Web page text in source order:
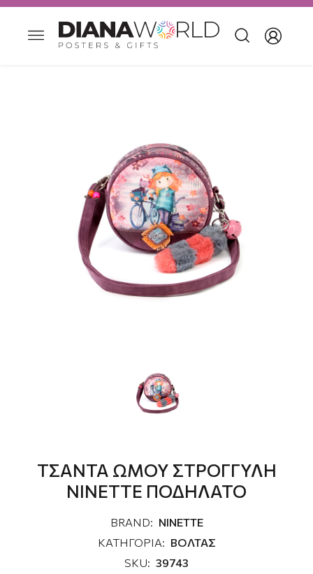
ΤΣΑΝΤΑ ΩΜΟΥ ΣΤΡΟΓΓΥΛΗ
NINETTE ΠΟΔΗΛΑΤΟ
BRAND: NINETTE
ΚΑΤΗΓΟΡΙΑ: ΒΟΛΤΑΣ
SKU: 39743